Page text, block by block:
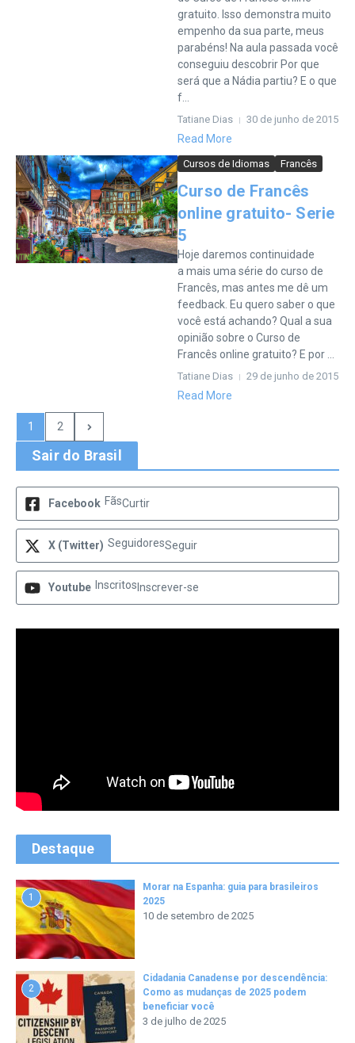
gratuito. Isso demonstra muito
empenho da sua parte, meus
parabéns! Na aula passada você
conseguiu descobrir Por que
será que a Nádia partiu? E o que
f...
Tatiane Dias 30 de junho de 2015
Read More
Cursos de Idiomas Francês
Curso de Francês
online gratuito- Serie
5
Hoje daremos continuidade
a mais uma série do curso de
Francês, mas antes me dê um
feedback. Eu quero saber o que
você está achando? Qual a sua
opinião sobre o Curso de
Francês online gratuito? E por ...
Tatiane Dias 29 de junho de 2015
Read More
1 2
Sair do Brasil
Facebook FãsCurtir
X (Twitter) SeguidoresSeguir
Youtube Inscritos Inscrever-se
Destaque
1
Morar na Espanha: guia para brasileiros
2025
10 de setembro de 2025
2
Cidadania Canadense por descendência:
Como as mudanças de 2025 podem
beneficiar você
3 de julho de 2025